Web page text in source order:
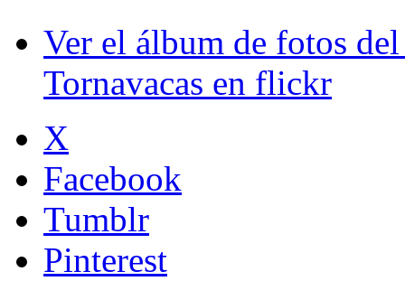
Ver el álbum de fotos
Tornavacas en flickr
X
Facebook
Tumblr
Pinterest